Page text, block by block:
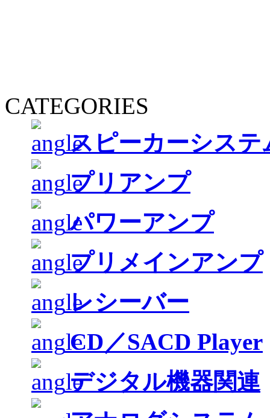
CATEGORIES
スピーカーシステ
プリアンプ
パワーアンプ
プリメインアンプ
レシーバー
CD／SACD Player
デジタル機器関連